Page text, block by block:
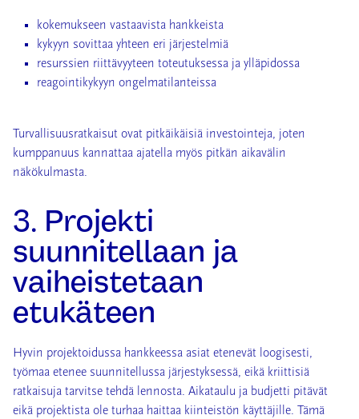
kokemukseen vastaavista hankkeista
kykyyn sovittaa yhteen eri järjestelmiä
resurssien riittävyyteen toteutuksessa ja ylläpidossa
reagointikykyyn ongelmatilanteissa
Turvallisuusratkaisut ovat pitkäikäisiä investointeja, joten
kumppanuus kannattaa ajatella myös pitkän aikavälin
näkökulmasta.
3. Projekti
suunnitellaan ja
vaiheistetaan
etukäteen
Hyvin projektoidussa hankkeessa asiat etenevät loogisesti,
työmaa etenee suunnitellussa järjestyksessä, eikä kriittisiä
ratkaisuja tarvitse tehdä lennosta. Aikataulu ja budjetti pitävät
eikä projektista ole turhaa haittaa kiinteistön käyttäjille. Tämä